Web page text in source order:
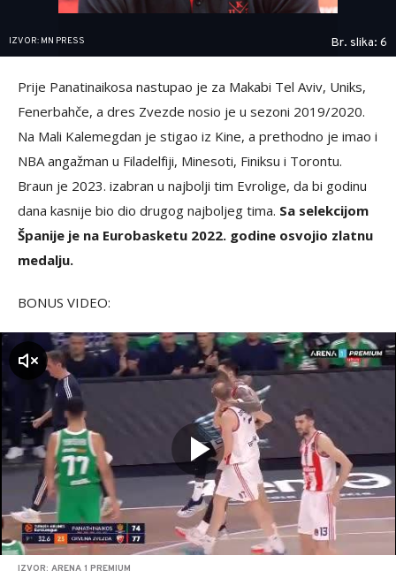
IZVOR: MN PRESS Br. slika: 6
Prije Panatinaikosa nastupao je za Makabi Tel Aviv, Uniks,
Fenerbahče, a dres Zvezde nosio je u sezoni 2019/2020.
Na Mali Kalemegdan je stigao iz Kine, a prethodno je imao i
NBA angažman u Filadelfiji, Minesoti, Finiksu i Torontu.
Braun je 2023. izabran u najbolji tim Evrolige, da bi godinu
dana kasnije bio dio drugog najboljeg tima. Sa selekcijom
Španije je na Eurobasketu 2022. godine osvojio zlatnu
medalju.
BONUS VIDEO:
IZVOR: ARENA 1 PREMIUM